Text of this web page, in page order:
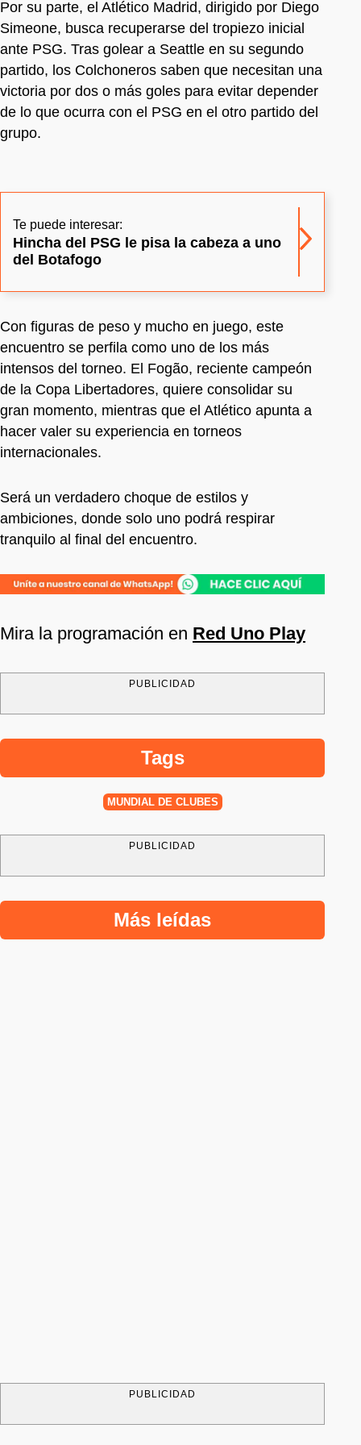
Por su parte, el Atlético Madrid, dirigido por Diego
Simeone, busca recuperarse del tropiezo inicial
ante PSG. Tras golear a Seattle en su segundo
partido, los Colchoneros saben que necesitan una
victoria por dos o más goles para evitar depender
de lo que ocurra con el PSG en el otro partido del
grupo.
Te puede interesar:
Hincha del PSG le pisa la cabeza a uno
del Botafogo
Con figuras de peso y mucho en juego, este
encuentro se perfila como uno de los más
intensos del torneo. El Fogão, reciente campeón
de la Copa Libertadores, quiere consolidar su
gran momento, mientras que el Atlético apunta a
hacer valer su experiencia en torneos
internacionales.
Será un verdadero choque de estilos y
ambiciones, donde solo uno podrá respirar
tranquilo al final del encuentro.
Mira la programación en Red Uno Play
PUBLICIDAD
Tags
MUNDIAL DE CLUBES
PUBLICIDAD
Más leídas
PUBLICIDAD